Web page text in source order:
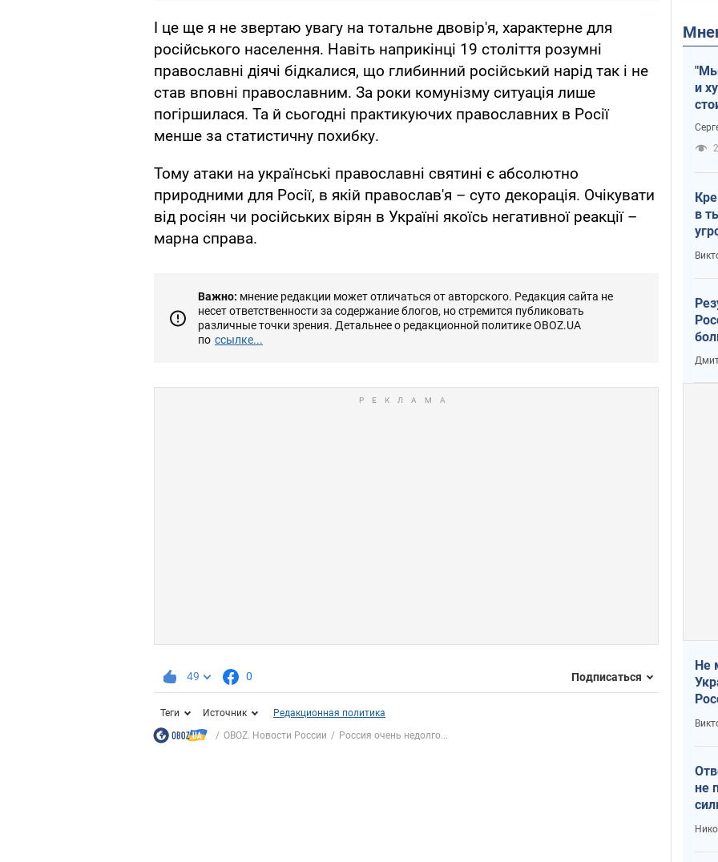
І це ще я не звертаю увагу на тотальне двовір'я, характерне для
російського населення. Навіть наприкінці 19 століття розумні
православні діячі бідкалися, що глибинний російський нарід так і не
став вповні православним. За роки комунізму ситуація лише
погіршилася. Та й сьогодні практикуючих православних в Росії
менше за статистичну похибку.
Тому атаки на українські православні святині є абсолютно
природними для Росії, в якій православ'я – суто декорація. Очікувати
від росіян чи російських вірян в Україні якоїсь негативної реакції –
марна справа.
Важно: мнение редакции может отличаться от авторского. Редакция сайта не
несет ответственности за содержание блогов, но стремится публиковать
различные точки зрения. Детальнее о редакционной политике OBOZ.UA
по ссылке...
49 0 Подписаться
Теги Источник
Редакционная политика
OBOZ. Новости России
Россия очень недолго...
и
в
Не
не